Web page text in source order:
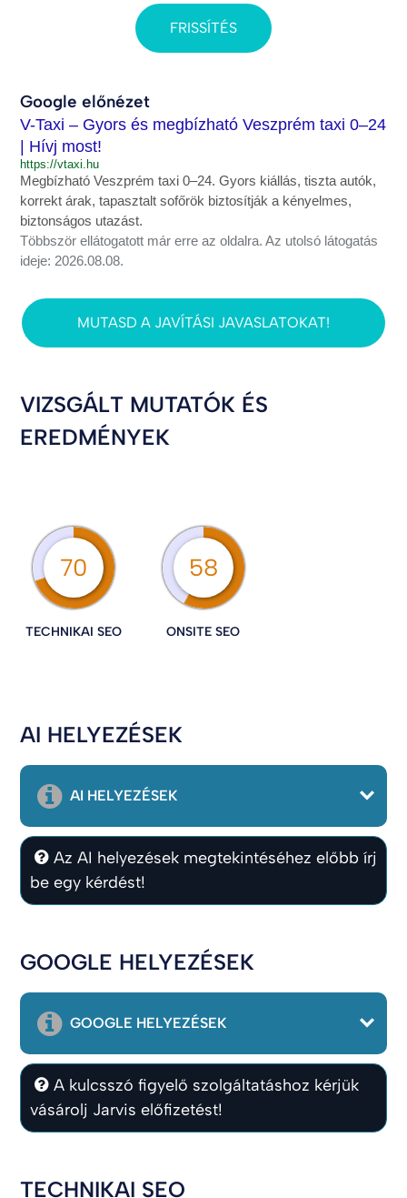
FRISSÍTÉS
Google előnézet
V-Taxi – Gyors és megbízható Veszprém taxi 0–24
| Hívj most!
https://vtaxi.hu
Megbízható Veszprém taxi 0–24. Gyors kiállás, tiszta autók,
korrekt árak, tapasztalt sofőrök biztosítják a kényelmes,
biztonságos utazást.
Többször ellátogatott már erre az oldalra. Az utolsó látogatás
ideje: 2026.08.08.
MUTASD A JAVÍTÁSI JAVASLATOKAT!
VIZSGÁLT MUTATÓK ÉS
EREDMÉNYEK
70
TECHNIKAI SEO
58
ONSITE SEO
AI HELYEZÉSEK
AI HELYEZÉSEK
Az AI helyezések megtekintéséhez előbb írj
be egy kérdést!
GOOGLE HELYEZÉSEK
GOOGLE HELYEZÉSEK
A kulcsszó figyelő szolgáltatáshoz kérjük
vásárolj Jarvis előfizetést!
TECHNIKAI SEO